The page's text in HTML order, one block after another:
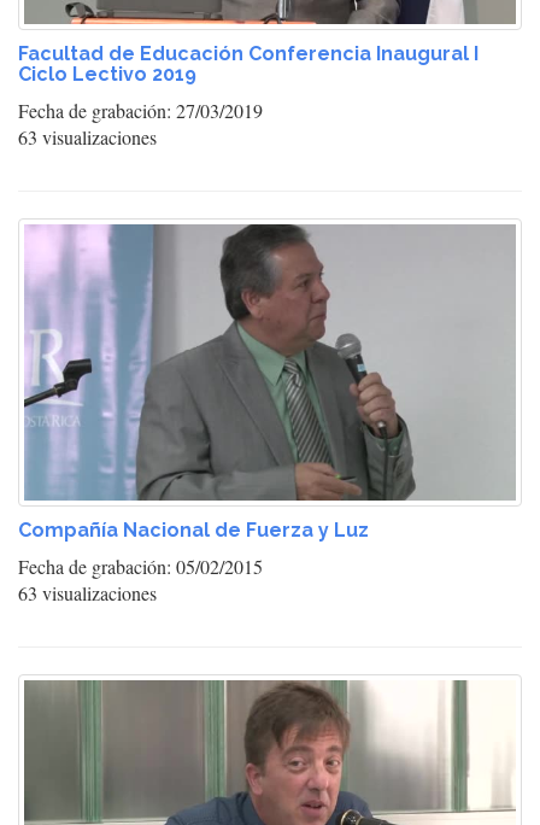
Facultad de Educación Conferencia Inaugural I
Ciclo Lectivo 2019
Fecha de grabación: 27/03/2019
63 visualizaciones
Compañía Nacional de Fuerza y Luz
Fecha de grabación: 05/02/2015
63 visualizaciones